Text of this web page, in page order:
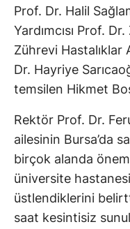
Prof. Dr. Halil
Yardımcısı Prof.
Zührevi Hastalıklar
Dr. Hayriye
temsilen Hikmet
Rektör Prof. Dr.
ailesinin Bursa’da
birçok alanda
üniversite
üstlendiklerini
saat kesintisiz